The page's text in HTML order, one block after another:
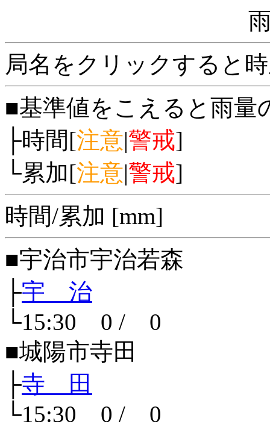
局名をクリックすると
■基準値をこえると雨量
├時間[注意|警戒]
└累加[注意|警戒]
時間/累加 [mm]
■宇治市宇治若森
├宇 治
└15:30 0 / 0
■城陽市寺田
├寺 田
└15:30 0 / 0